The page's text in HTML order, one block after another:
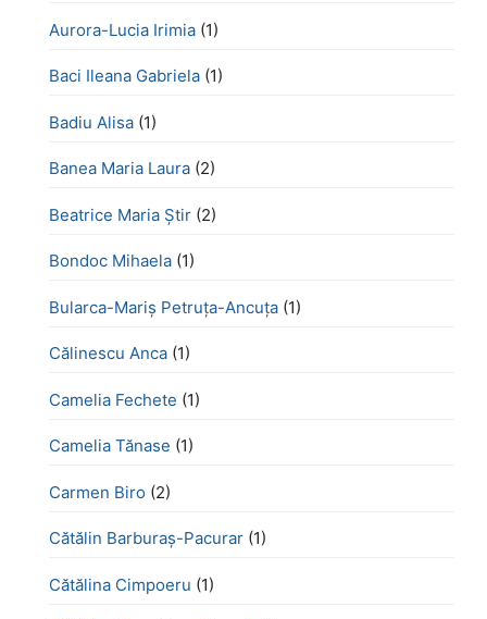
Aurora-Lucia Irimia (1)
Baci Ileana Gabriela (1)
Badiu Alisa (1)
Banea Maria Laura (2)
Beatrice Maria Știr (2)
Bondoc Mihaela (1)
Bularca-Mariș Petruța-Ancuța (1)
Călinescu Anca (1)
Camelia Fechete (1)
Camelia Tănase (1)
Carmen Biro (2)
Cătălin Barburaș-Pacurar (1)
Cătălina Cimpoeru (1)